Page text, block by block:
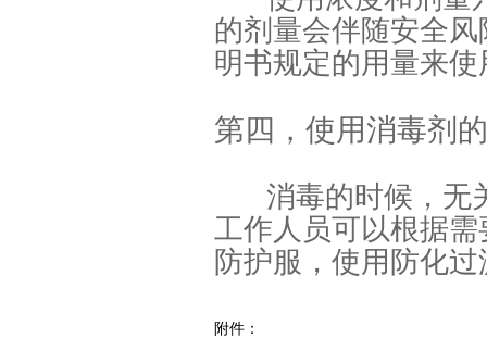
的剂量会伴随安全
明书规定的用量来使
第四，使用消毒剂
消毒的时候，无
工作人员可以根据
防护服，使用防化
附件：